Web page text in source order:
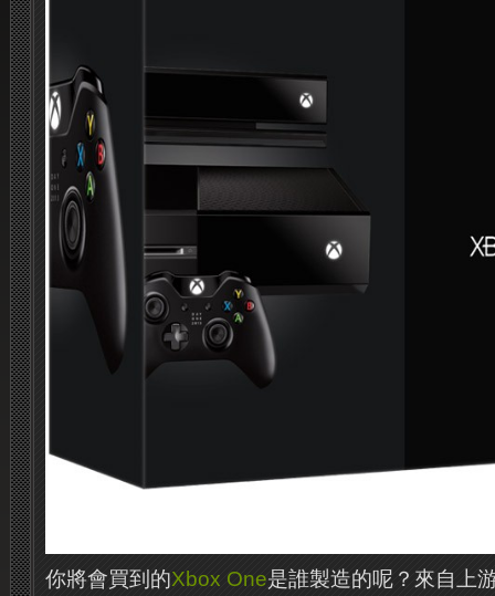
你將會買到的Xbox One是誰製造的呢？來自上